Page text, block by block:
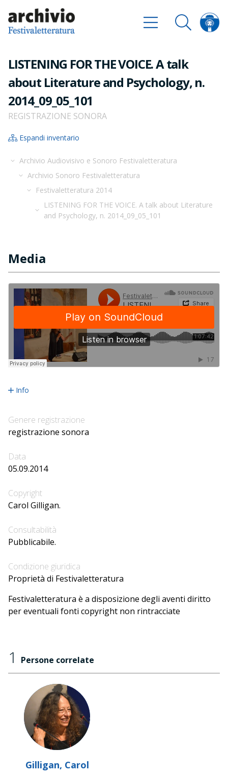
LISTENING FOR THE VOICE. A talk
about Literature and Psychology, n.
2014_09_05_101
REGISTRAZIONE SONORA
Espandi inventario
Archivio Audiovisivo e Sonoro Festivaletteratura
Archivio Sonoro Festivaletteratura
Festivaletteratura 2014
LISTENING FOR THE VOICE. A talk about Literature
and Psychology, n. 2014_09_05_101
Media
Info
Genere registrazione
registrazione sonora
Data
05.09.2014
Copyright
Carol Gilligan.
Consultabilità
Pubblicabile.
Condizione giuridica
Proprietà di Festivaletteratura
Festivaletteratura è a disposizione degli aventi diritto
per eventuali fonti copyright non rintracciate
1 Persone correlate
Gilligan, Carol